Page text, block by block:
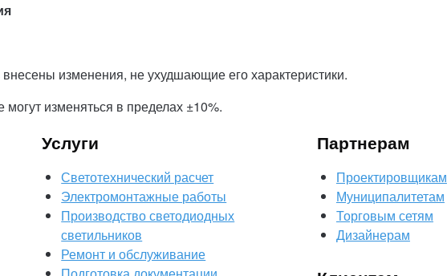
изменения, не ухудшающие его характеристики.
изменяться в пределах ±10%.
Услуги
Светотехнический расчет
Электромонтажные работы
Производство светодиодных
светильников
Ремонт и обслуживание
Партнерам
Проектировщикам
Муниципалитетам
Торговым сетям
Дизайнерам